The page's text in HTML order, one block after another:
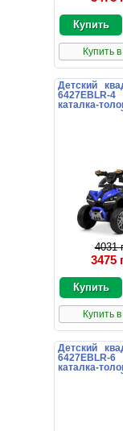
Купить
Детский
каталка-
4031
3475
Купить
Детский
каталка-